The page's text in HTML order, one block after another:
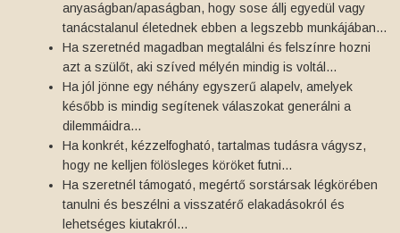
anyaságban/apaságban, hogy sose állj egyedül vagy
tanácstalanul életednek ebben a legszebb munkájában…
Ha szeretnéd magadban megtalálni és felszínre hozni
azt a szülőt, aki szíved mélyén mindig is voltál…
Ha jól jönne egy néhány egyszerű alapelv, amelyek
később is mindig segítenek válaszokat generálni a
dilemmáidra…
Ha konkrét, kézzelfogható, tartalmas tudásra vágysz,
hogy ne kelljen fölösleges köröket futni…
Ha szeretnél támogató, megértő sorstársak légkörében
tanulni és beszélni a visszatérő elakadásokról és
lehetséges kiutakról…